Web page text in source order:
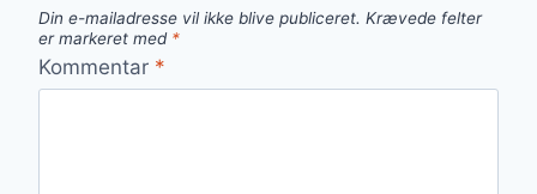
Din e-mailadresse vil ikke blive publiceret. Krævede felter
er markeret med *
Kommentar *